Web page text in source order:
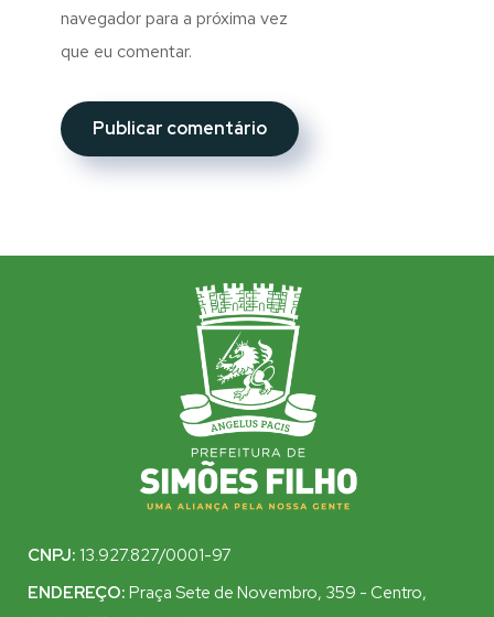
navegador para a próxima vez
que eu comentar.
CNPJ: 13.927.827/0001-97
ENDEREÇO: Praça Sete de Novembro, 359 - Centro,